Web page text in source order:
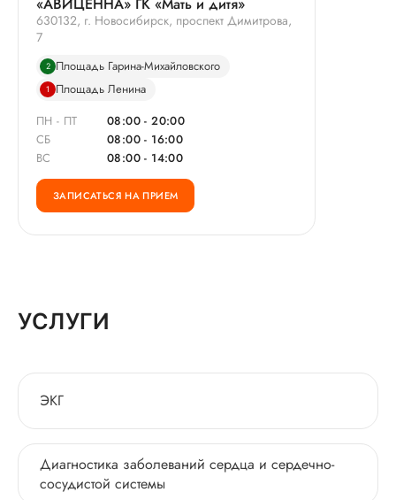
630132, г. Новосибирск, проспект Димитрова,
7
2 Площадь Гарина-Михайловского
1
Площадь Ленина
ПН - ПТ
08:00 - 20:00
СБ
08:00 - 16:00
ВС
08:00 - 14:00
ЗАПИСАТЬСЯ НА ПРИЕМ
УСЛУГИ
ЭКГ
Диагностика заболеваний сердца и сердечно-
сосудистой системы